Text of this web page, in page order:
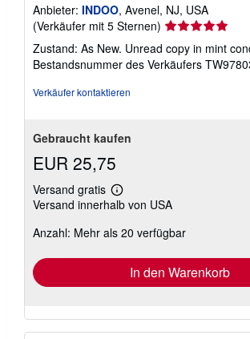
Anbieter: INDOO, Avenel, NJ, USA
(Verkäufer mit 5 Sternen)
von
5
Zustand: As New. Unread copy in mint
Bestandsnummer des Verkäufers
Verkäufer kontaktieren
Gebraucht kaufen
EUR 25,75
Versand gratis
Weitere
Informationen
Versandkosten
Versand innerhalb von USA
Anzahl: Mehr als 20 verfügbar
In den Warenkorb